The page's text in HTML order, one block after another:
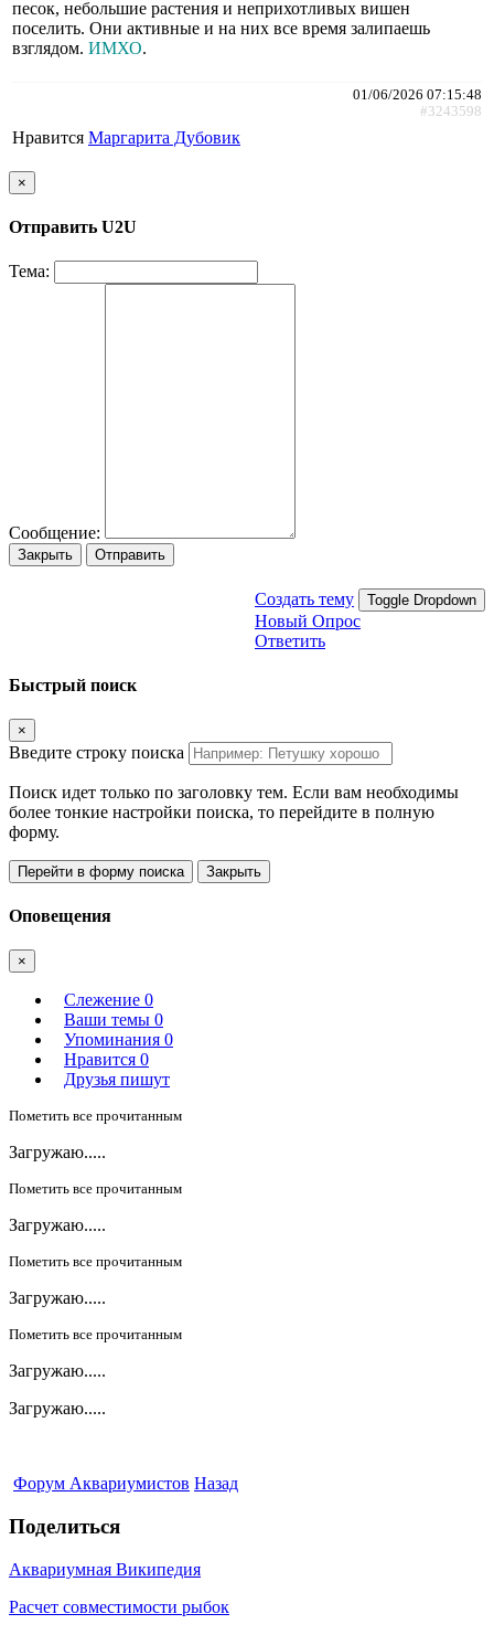
песок, небольшие растения и неприхотливых вишен
поселить. Они активные и на них все время залипаешь
взглядом. ИМХО.
01/06/2026 07:15:48
#3243598
Нравится Маргарита Дубовик
×
Отправить U2U
Тема:
Сообщение:
Закрыть Отправить
Создать тему Toggle Dropdown
Новый Опрос
Ответить
Быстрый поиск
×
Введите строку поиска
Поиск идет только по заголовку тем. Если вам необходимы
более тонкие настройки поиска, то перейдите в полную
форму.
Перейти в форму поиска Закрыть
Оповещения
×
Слежение 0
Ваши темы 0
Упоминания 0
Нравится 0
Друзья пишут
Пометить все прочитанным
Загружаю.....
Пометить все прочитанным
Загружаю.....
Пометить все прочитанным
Загружаю.....
Пометить все прочитанным
Загружаю.....
Загружаю.....
Форум Аквариумистов Назад
Поделиться
Аквариумная Википедия
Расчет совместимости рыбок